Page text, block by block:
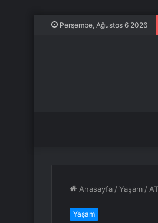
Perşembe, Ağustos 6 2026
Anasayfa /Yaşam /
Yaşam